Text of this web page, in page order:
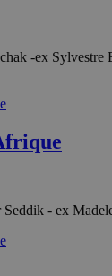
-ex Sylvestre
Seddik - ex